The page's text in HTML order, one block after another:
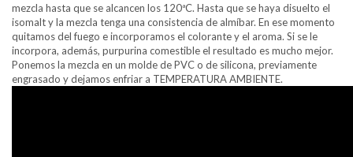
mezcla hasta que se alcancen los 120ªC. Hasta que se haya disuelto el
isomalt y la mezcla tenga una consistencia de almíbar. En ese momento
quitamos del fuego e incorporamos el colorante y el aroma. Si se le
incorpora, además, purpurina comestible el resultado es mucho mejor.
Ponemos la mezcla en un molde de PVC o de silicona, previamente
engrasado y dejamos enfriar a TEMPERATURA AMBIENTE.